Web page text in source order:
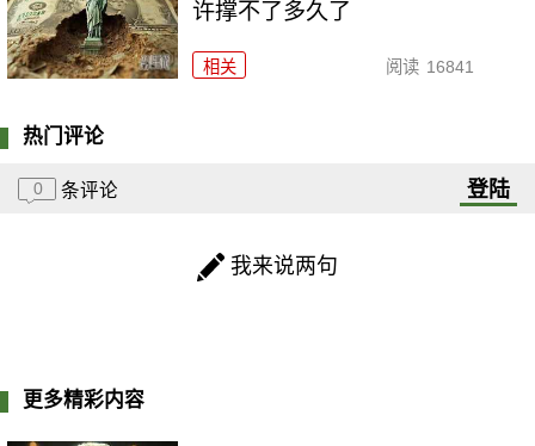
许撑不了多久了
相关 阅读 16841
热门评论
0 条评论 登陆
我来说两句
更多精彩内容